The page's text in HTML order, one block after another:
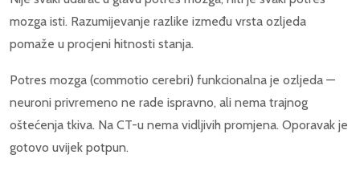
mozga isti. Razumijevanje razlike između vrsta ozljeda
pomaže u procjeni hitnosti stanja.
Potres mozga (commotio cerebri) funkcionalna je ozljeda —
neuroni privremeno ne rade ispravno, ali nema trajnog
oštećenja tkiva. Na CT-u nema vidljivih promjena. Oporavak je
gotovo uvijek potpun.